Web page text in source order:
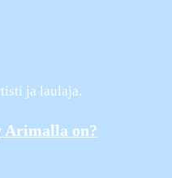
ja laulaja.
Arimalla on?